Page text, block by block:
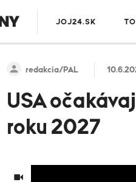
JOJ24.SK
redakcia/PAL
USA
roku 2027